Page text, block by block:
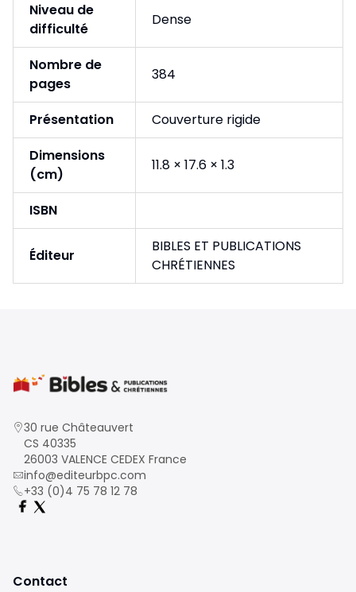
Niveau de
difficulté
Dense
Nombre de
pages
384
Présentation
Couverture rigide
Dimensions
(cm)
11.8 × 17.6 × 1.3
ISBN
Éditeur
BIBLES ET PUBLICATIONS
CHRÉTIENNES
30 rue Châteauvert
CS 40335
26003 VALENCE CEDEX France
info@editeurbpc.com
+33 (0)4 75 78 12 78
Contact